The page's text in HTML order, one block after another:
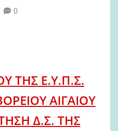
0
ΤΗΣ Ε.Υ.Π.Σ.
ΑΙΓΑΙΟΥ
Δ.Σ. ΤΗΣ